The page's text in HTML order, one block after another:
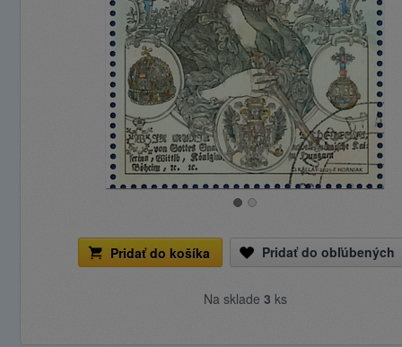
Pridať do košíka Pridať do obľúbených
Na sklade 3 ks